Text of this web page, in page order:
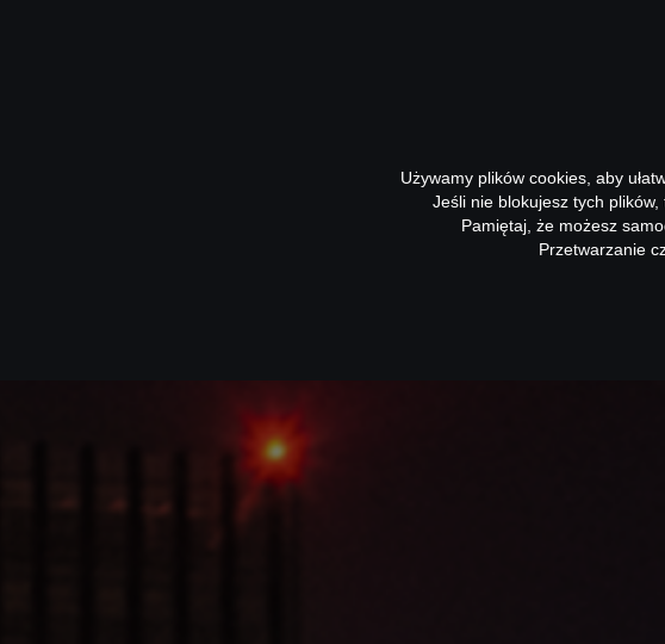
Używamy plików cookies, aby
Jeśli nie blokujesz tych
Pamiętaj, że możesz
Przetwarzanie